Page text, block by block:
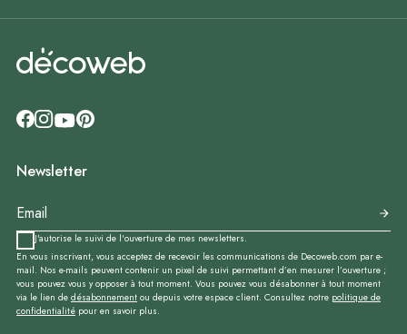
Newsletter
J'autorise le suivi de l'ouverture de mes newsletters.
En vous inscrivant, vous acceptez de recevoir les communications de Decoweb.com par e-
mail. Nos e-mails peuvent contenir un pixel de suivi permettant d’en mesurer l’ouverture ;
vous pouvez vous y opposer à tout moment. Vous pouvez vous désabonner à tout moment
via le lien de désabonnement ou depuis votre espace client. Consultez notre politique de
confidentialité pour en savoir plus.